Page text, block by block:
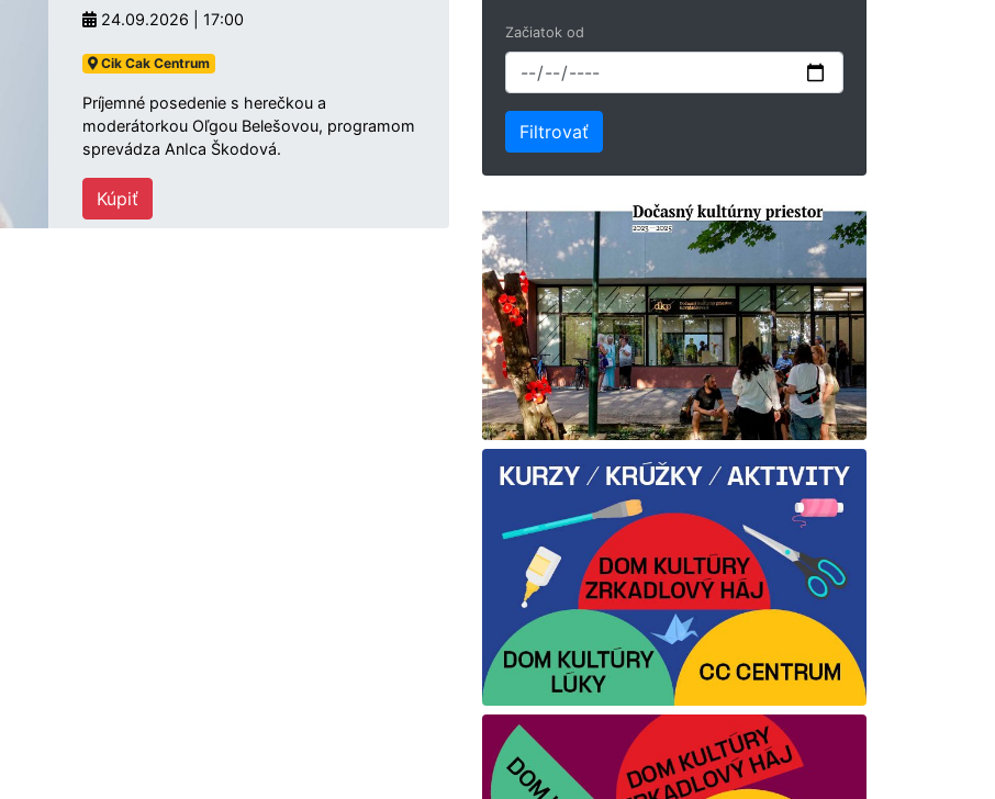
24.09.2026 | 17:00
Cik Cak Centrum
Príjemné posedenie s herečkou a
moderátorkou Oľgou Belešovou, programom
sprevádza AnIca Škodová.
Kúpiť
Začiatok od